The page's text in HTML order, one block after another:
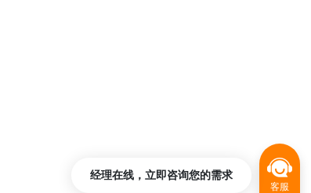
客服
经理在线，立即咨询您的需求